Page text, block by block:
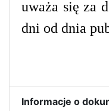
uważa się za
dni od dnia
Informacje o